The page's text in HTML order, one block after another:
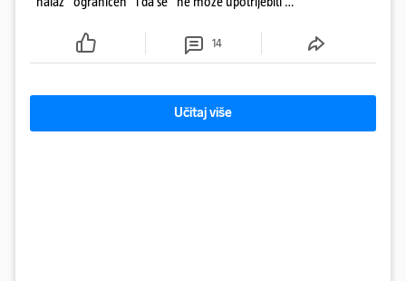
ga je naručio Uskok i da je dio spisa
14
Učitaj više